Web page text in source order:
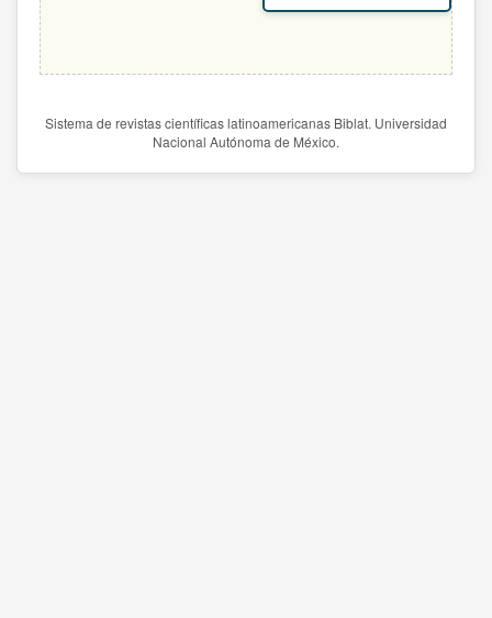
Sistema de revistas científicas latinoamericanas Biblat. Universidad
Nacional Autónoma de México.